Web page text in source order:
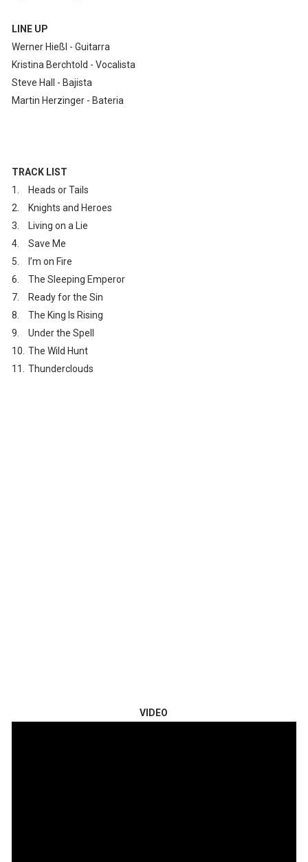
LINE UP
Werner Hießl - Guitarra
Kristina Berchtold - Vocalista
Steve Hall - Bajista
Martin Herzinger - Bateria
TRACK LIST
1.
Heads or Tails
2.
Knights and Heroes
3.
Living on a Lie
4.
Save Me
5.
I’m on Fire
6.
The Sleeping Emperor
7.
Ready for the Sin
8.
The King Is Rising
9.
Under the Spell
10. The Wild Hunt
Thunderclouds
VIDEO